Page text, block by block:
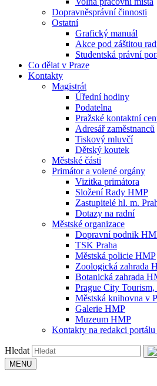
Dopravněsprávní činnosti
Ostatní
Grafický manuál
Akce pod záštitou
Studentská právní
Co dělat v Praze
Kontakty
Magistrát
Úřední hodiny
Podatelna
Pražské kontaktní
Adresář zaměstnanců
Tiskový mluvčí
Dětský koutek
Městské části
Primátor a volené orgány
Vizitka primátora
Složení Rady HMP
Zastupitelé hl. m.
Dotazy na radní
Městské organizace
Dopravní podnik
TSK Praha
Městská policie HMP
Zoologická zahrada
Botanická zahrada
Prague City Tourism,
Městská knihovna v
Galerie HMP
Muzeum HMP
Kontakty na redakci portálu
Hledat
MENU